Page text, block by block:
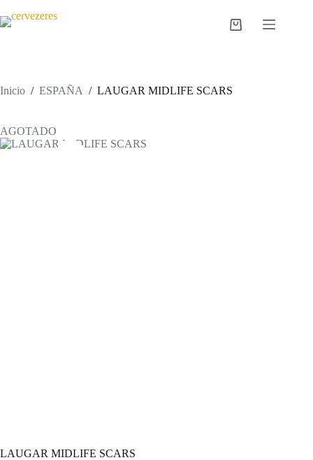
al
contenido
Carro
Inicio / ESPAÑA / LAUGAR MIDLIFE SCARS
AGOTADO
LAUGAR MIDLIFE SCARS